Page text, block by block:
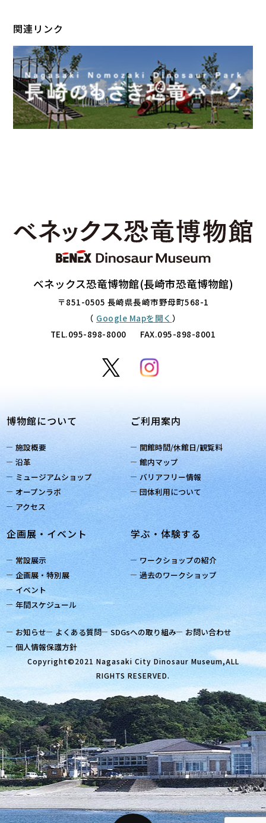
関連リンク
ベネックス恐竜博物館(長崎市恐竜博物館)
〒851-0505 長崎県長崎市野母町568-1
（ Google Mapを開く ）
TEL.095-898-8000 FAX.095-898-8001
博物館について
施設概要
沿革
ミュージアムショップ
オープンラボ
アクセス
ご利用案内
開館時間/休館日/観覧料
館内マップ
バリアフリー情報
団体利用について
企画展・イベント
常設展示
企画展・特別展
イベント
年間スケジュール
学ぶ・体験する
ワークショップの紹介
過去のワークショップ
お知らせ よくある質問 SDGsへの取り組み
お問い合わせ
個人情報保護方針
Copyright©2021 Nagasaki City Dinosaur Museum,ALL
RIGHTS RESERVED.